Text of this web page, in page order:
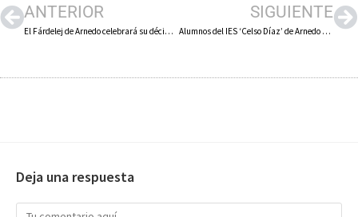
ANTERIOR
El Fárdelej de Arnedo celebrará su décimo aniversario, los días 14 y 15 de julio, con todos sus conciertos gratuitos
SIGUIENTE
Alumnos del IES ‘Celso Díaz’ de Arnedo participan en los talleres de la UR de descubrimiento de las ciencias agroalimentarias
Deja una respuesta